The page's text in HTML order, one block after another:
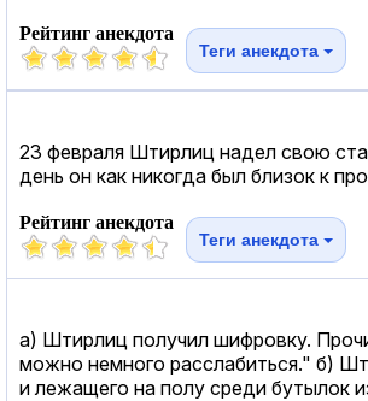
Рейтинг анекдота
Теги анекдота
23 февраля Штирлиц надел свою
день он как никогда был близок к
Рейтинг анекдота
Теги анекдота
а) Штирлиц получил шифровку.
можно немного расслабиться." б)
и лежащего на полу среди бутылок